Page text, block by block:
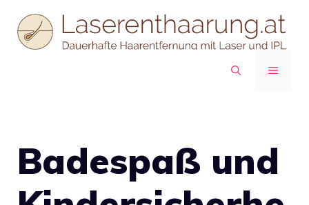
Inhalt
springen
MENÜ
Badespaß und